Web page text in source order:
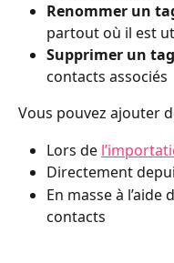
Renommer un
partout où il est
Supprimer un tag
contacts associés
Vous pouvez ajouter
Lors de
Directement
En masse à l’aide
contacts